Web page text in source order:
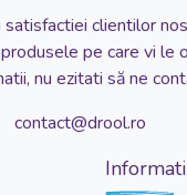
clientilor
pe care vi le
nu ezitati să ne